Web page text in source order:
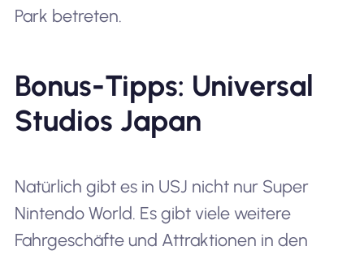
Park betreten.
Bonus-Tipps: Universal
Studios Japan
Natürlich gibt es in USJ nicht nur Super
Nintendo World. Es gibt viele weitere
Fahrgeschäfte und Attraktionen in den